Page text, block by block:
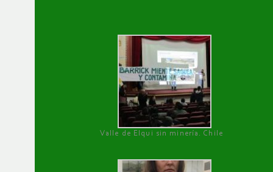
Valle de Elqui sin minería. Chile